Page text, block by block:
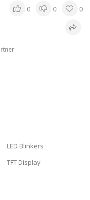
0 0 0
LED Blinkers
TFT Display